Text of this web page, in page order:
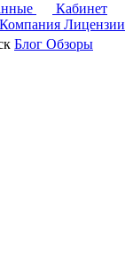
Кабинет
Компания Лицензии
Блог Обзоры